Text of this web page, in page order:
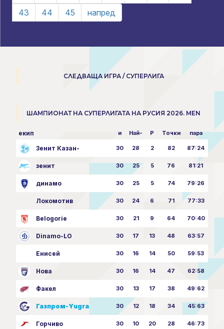
43
44 45 напред
СЛЕДВАЩА ИГРА / СУПЕРЛИГА
ШАМПИОНАТ НА СУПЕРЛИГАТА НА РУСИЯ 2026. MEN
екип и Най- P Точки пара
Зенит Казан- 30 28 2 82 87:24
зенит 30 25 5 76 81:21
динамо 30 25 5 74 79:26
Локомотив 30 24 6 71 77:33
Belogorie 30 21 9 64 70:40
Dinamo-LO 30 17 13 48 63:57
Енисей 30 16 14 50 59:53
Нова 30 16 14 47 62:58
Факел 30 13 17 38 49:62
Газпром-Yugra 30 12 18 34 45:63
Горчиво 30 10 20 28 46:73